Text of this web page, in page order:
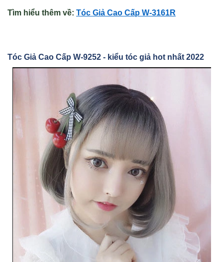
Tìm hiểu thêm về: Tóc Giả Cao Cấp W-3161R
Tóc Giả Cao Cấp W-9252 - kiểu tóc giả hot nhất 2022